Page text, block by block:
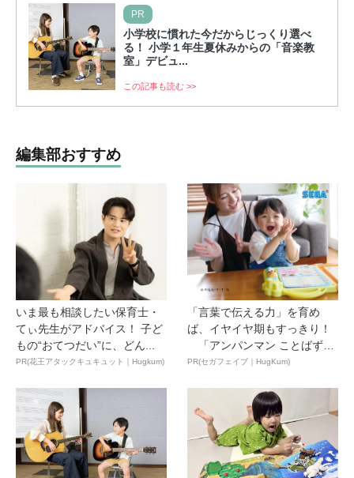
PR
小学校に慣れた今だからじっくり選べ
る！ 小学１年生夏休みからの「音楽教
室」デビュ...
この記事も読む >>
編集部おすすめ
いま最も相談したい保育士・
てぃ先生がアドバイス！ 子ど
もの“おてつだい”に、どん...
PR(花王アタックキュキュット｜Hugkum)
「言葉で伝える力」を育め
ば、イヤイヤ期もすっきり！
「アンパンマン ことばずか
ん...
PR(セガフェイブ｜HugKum)